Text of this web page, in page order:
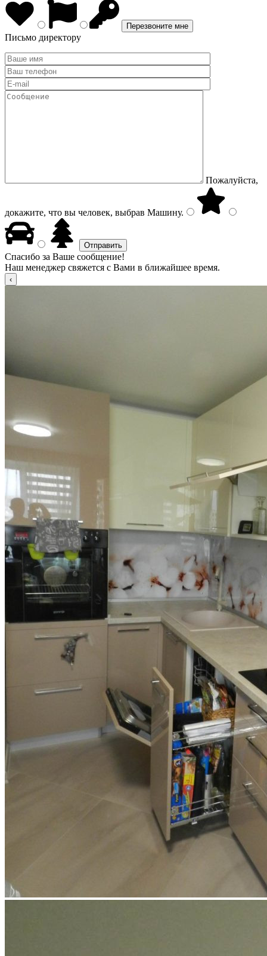
Письмо директору
Пожалуйста,
докажите, что вы человек, выбрав Машину.
Спасибо за Ваше сообщение!
Наш менеджер свяжется с Вами в ближайшее время.